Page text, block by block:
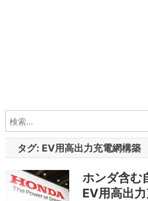
タグ: EV用高出力充電網構築
ホンダ含む
EV用高出